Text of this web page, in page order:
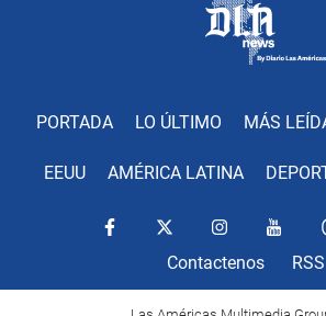
PORTADA LO ÚLTIMO MÁS
EEUU AMÉRICA LATINA
Contactenos RSS